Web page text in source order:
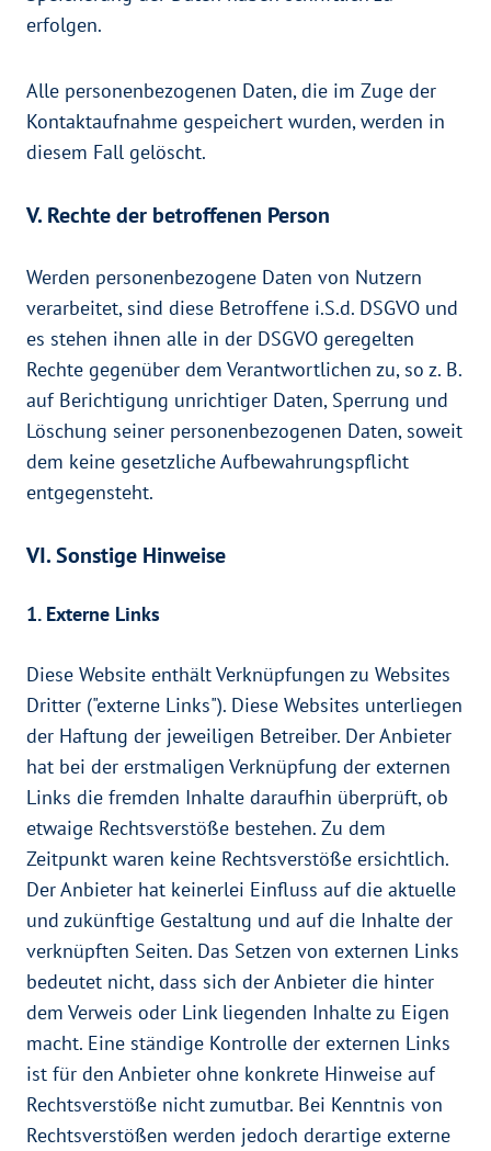
erfolgen.
Alle personenbezogenen Daten, die im Zuge der
Kontaktaufnahme gespeichert wurden, werden in
diesem Fall gelöscht.
V. Rechte der betroffenen Person
Werden personenbezogene Daten von Nutzern
verarbeitet, sind diese Betroffene i.S.d. DSGVO und
es stehen ihnen alle in der DSGVO geregelten
Rechte gegenüber dem Verantwortlichen zu, so z. B.
auf Berichtigung unrichtiger Daten, Sperrung und
Löschung seiner personenbezogenen Daten, soweit
dem keine gesetzliche Aufbewahrungspflicht
entgegensteht.
VI. Sonstige Hinweise
1. Externe Links
Diese Website enthält Verknüpfungen zu Websites
Dritter ("externe Links"). Diese Websites unterliegen
der Haftung der jeweiligen Betreiber. Der Anbieter
hat bei der erstmaligen Verknüpfung der externen
Links die fremden Inhalte daraufhin überprüft, ob
etwaige Rechtsverstöße bestehen. Zu dem
Zeitpunkt waren keine Rechtsverstöße ersichtlich.
Der Anbieter hat keinerlei Einfluss auf die aktuelle
und zukünftige Gestaltung und auf die Inhalte der
verknüpften Seiten. Das Setzen von externen Links
bedeutet nicht, dass sich der Anbieter die hinter
dem Verweis oder Link liegenden Inhalte zu Eigen
macht. Eine ständige Kontrolle der externen Links
ist für den Anbieter ohne konkrete Hinweise auf
Rechtsverstöße nicht zumutbar. Bei Kenntnis von
Rechtsverstößen werden jedoch derartige externe